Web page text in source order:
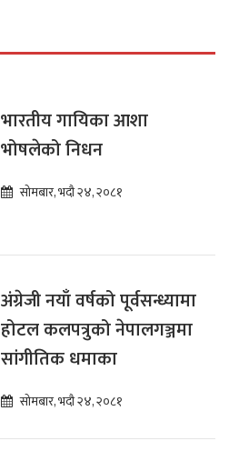
भारतीय गायिका आशा
भोषलेको निधन
सोमबार, भदौ २४, २०८१
अंग्रेजी नयाँ वर्षको पूर्वसन्ध्यामा
होटल कलपत्रुको नेपालगञ्जमा
सांगीतिक धमाका
सोमबार, भदौ २४, २०८१